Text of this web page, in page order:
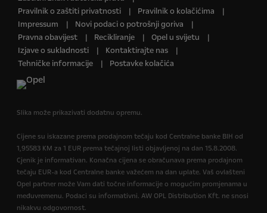
Pravilnik o zaštiti privatnosti
Pravilnik o kolačićima
Impressum
Novi podaci o potrošnji goriva
Pravna obavijest
Recikliranje
Opel u svijetu
Izjave o sukladnosti
Kontaktirajte nas
Tehničke informacije
Postavke kolačića
Slika može prikazivati dodatnu opremu.
Cijene su iskazane prema prodajnom tečaju kod Centralne banke BIH od
1,95583 KM za 1 EUR prema tečajnoj listi objavljenoj na dan 15.8.2008.
Cjenik je informativan. Konačna cijena se obračunava prema prodajnom
tečaju EUR-a kod Centralne banke važećem na dan uplate. Vaš ovlašteni
Opel partner može Vam dati točne informacije o mogućim promjenama u
međuvremenu. Podaci su informativni. AW OPL Distribution Kft. ne snosi
nikakvu odgovornost.